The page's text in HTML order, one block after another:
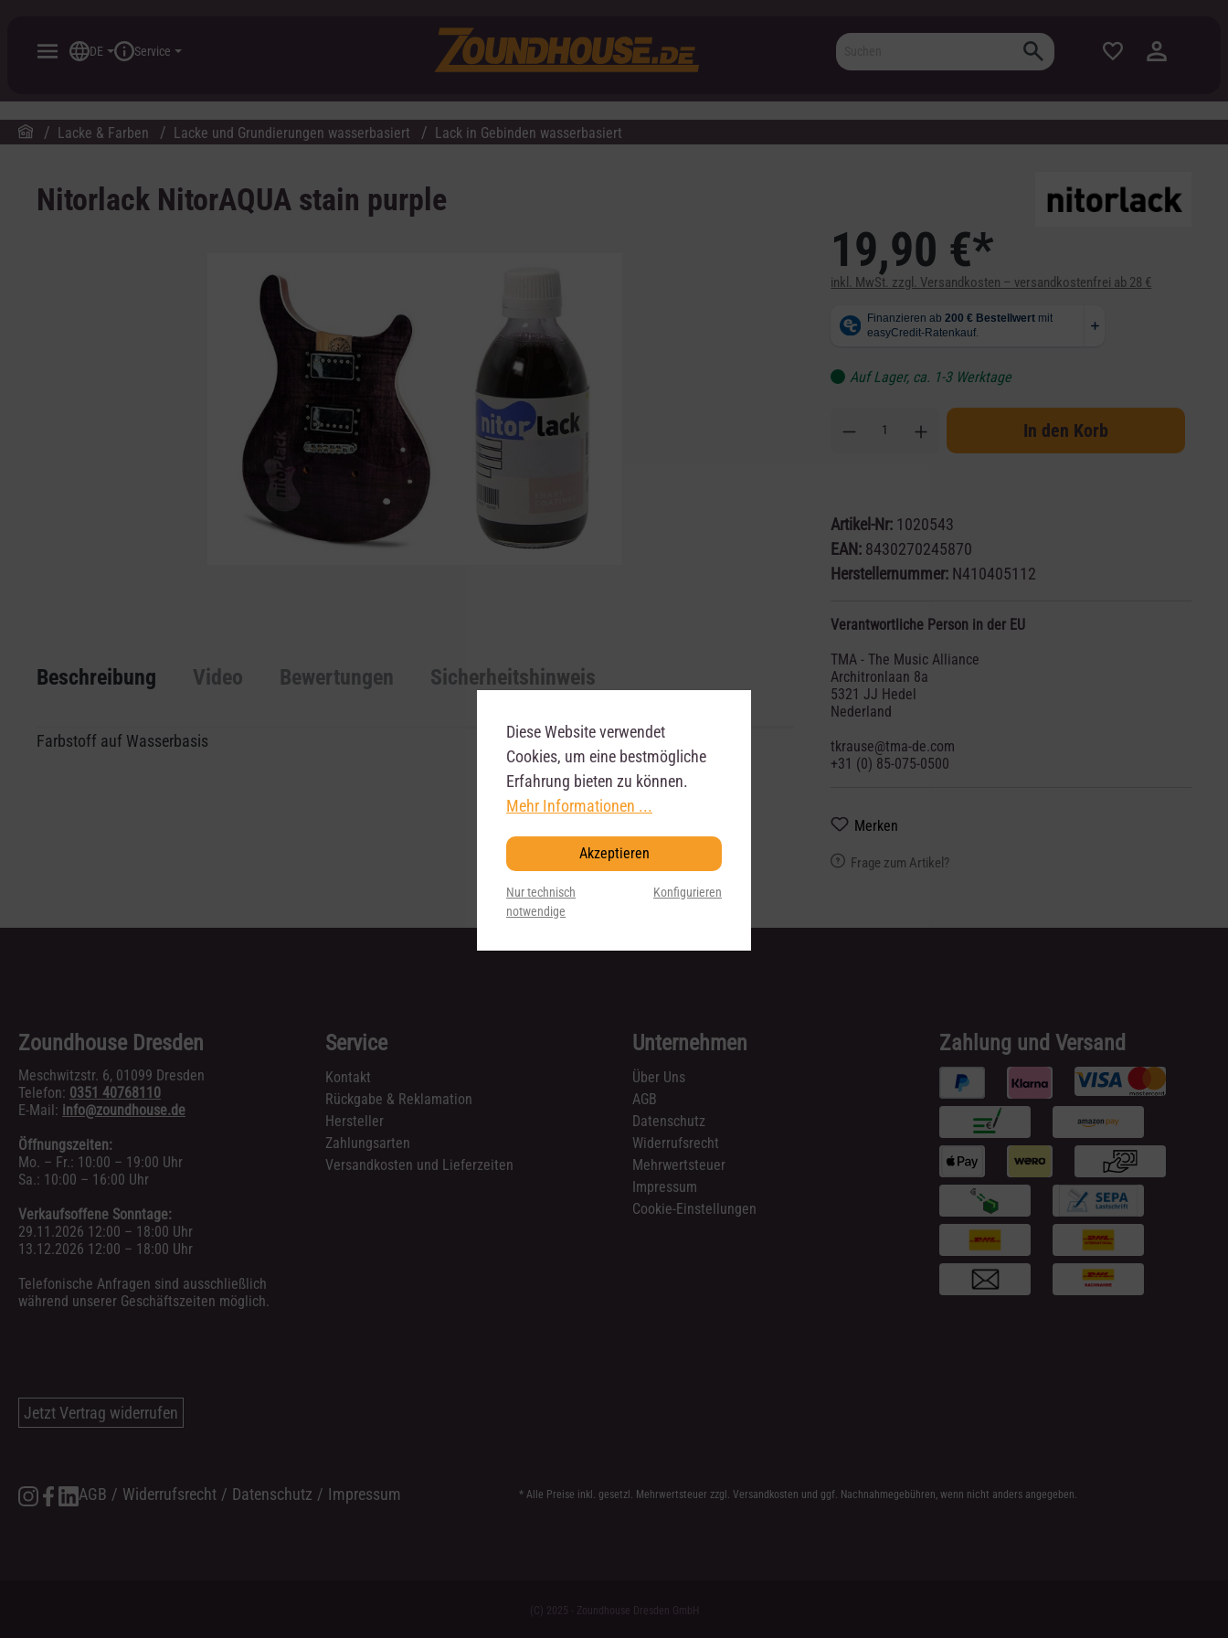
DE Service
Lacke & Farben Lacke und Grundierungen wasserbasiert Lack in Gebinden wasserbasiert
Nitorlack NitorAQUA stain purple
Beschreibung Video Bewertungen Sicherheitshinweis
Farbstoff auf Wasserbasis
19,90 €*
inkl. MwSt. zzgl. Versandkosten – versandkostenfrei ab 28 €
Auf Lager, ca. 1-3 Werktage
In den Korb
Artikel-Nr: 1020543
EAN: 8430270245870
Herstellernummer: N410405112
Verantwortliche Person in der EU
TMA - The Music Alliance
Architronlaan 8a
5321 JJ Hedel
Nederland
tkrause@tma-de.com
+31 (0) 85-075-0500
Merken
Frage zum Artikel?
Zoundhouse Dresden
Meschwitzstr. 6, 01099 Dresden
Telefon: 0351 40768110
E-Mail: info@zoundhouse.de
Öffnungszeiten:
Mo. – Fr.: 10:00 – 19:00 Uhr
Sa.: 10:00 – 16:00 Uhr
Verkaufsoffene Sonntage:
29.11.2026 12:00 – 18:00 Uhr
13.12.2026 12:00 – 18:00 Uhr
Telefonische Anfragen sind ausschließlich
während unserer Geschäftszeiten möglich.
Service
Kontakt
Rückgabe & Reklamation
Hersteller
Zahlungsarten
Versandkosten und Lieferzeiten
Unternehmen
Über Uns
AGB
Datenschutz
Widerrufsrecht
Mehrwertsteuer
Impressum
Cookie-Einstellungen
Zahlung und Versand
Jetzt Vertrag widerrufen
AGB / Widerrufsrecht / Datenschutz / Impressum * Alle Preise inkl. gesetzl. Mehrwertsteuer zzgl.Versandkosten und ggf. Nachnahmegebühren, wenn nicht anders angegeben.
(C) 2025 - Zoundhouse Dresden GmbH
Diese Website verwendet
Cookies, um eine bestmögliche
Erfahrung bieten zu können.
Mehr Informationen ...
Akzeptieren
Nur technisch
notwendige
Konfigurieren